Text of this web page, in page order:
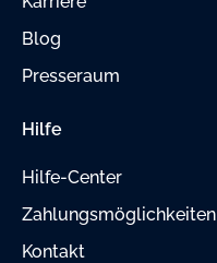
Blog
Presseraum
Hilfe
Hilfe-Center
Zahlungsmöglichkeiten
Kontakt